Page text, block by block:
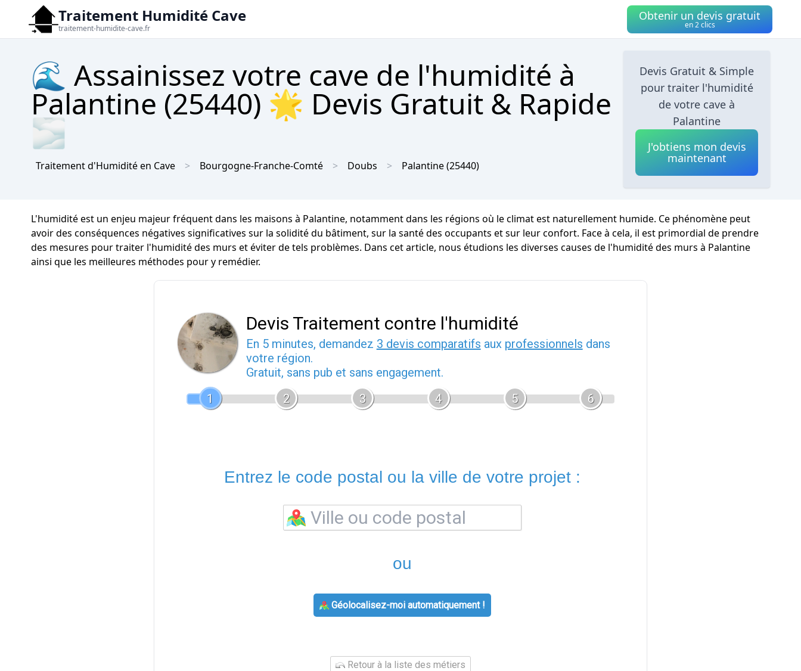
Traitement Humidité Cave
traitement-humidite-cave.fr
Obtenir un devis gratuit
en 2 clics
🌊 Assainissez votre cave de l'humidité à
Palantine (25440) 🌟 Devis Gratuit & Rapide
🌫
Traitement d'Humidité en Cave Bourgogne-Franche-Comté Doubs Palantine(25440)
Devis Gratuit & Simple
pour traiter l'humidité
de votre cave à
Palantine
J'obtiens mon devis
maintenant
L'humidité est un enjeu majeur fréquent dans les maisons à Palantine, notamment dans les régions où le climat est naturellement humide. Ce phénomène peut
avoir des conséquences négatives significatives sur la solidité du bâtiment, sur la santé des occupants et sur leur confort. Face à cela, il est primordial de prendre
des mesures pour traiter l'humidité des murs et éviter de tels problèmes. Dans cet article, nous étudions les diverses causes de l'humidité des murs à Palantine
ainsi que les meilleures méthodes pour y remédier.
Devis Traitement contre l'humidité
En 5 minutes, demandez 3 devis comparatifs aux professionnels dans
votre région.
Gratuit, sans pub et sans engagement.
1
2 3 4 5 6
Entrez le code postal ou la ville de votre projet :
ou
Géolocalisez-moi automatiquement !
Retour à la liste des métiers